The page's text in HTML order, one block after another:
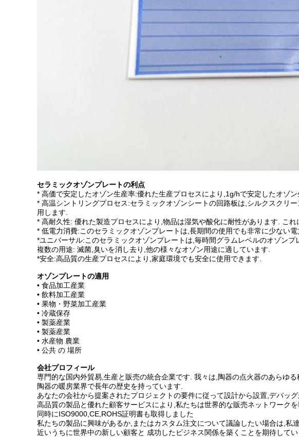
セラミックオゾンプレートの利点
* 高価で安定したオゾン生産率:優れた生産プロセスにより,1g/hで安定したオゾン
* 高温シントリングプロセス:セラミックオゾンシートの回路板は,シルクスクリ
用します.
* 高耐久性: 優れた製造プロセスにより,物品は湿気や酸化に耐性があります. こ
* 低電力消費:このセラミックオゾンプレートは,長期間の使用でも非常に少ない電
*ユニバーサル:このセラミックオゾンプレートは,毎時間グラムレベルのオゾン
複数の用途: 滅菌,臭いを消し去り,他の様々なオゾン用途に適しています.
*安全:高品質の生産プロセスにより,家庭環境でも安全に使用できます.
オゾンプレートの適用
• 食品加工産業
• 飲料加工産業
• 果物・野菜加工産業
• 冷蔵保存
• 製薬産業
• 製薬産業
• 水産物 農業
• 公共 の 場所
会社プロフィール
専門的な国内外貿易,生産と販売の統合企業です. 我々は,陶器の点火器のあらゆ
陶器の暖房業界で長年の歴史を持っています.
あなたの会社から提案されたプロジェクトの要件に従って設計から設置,デバッグ
高品質の製品と優れた顧客サービスにより,私たちは世界的な販売ネットワーク
同時にISO9000,CE,ROHS証明書も取得しました
私たちの製品に興味があるか,またはカスタム注文について議論したい場合は,私
近いうちに世界中の新しい顧客と 成功したビジネス関係を築くことを期待してい